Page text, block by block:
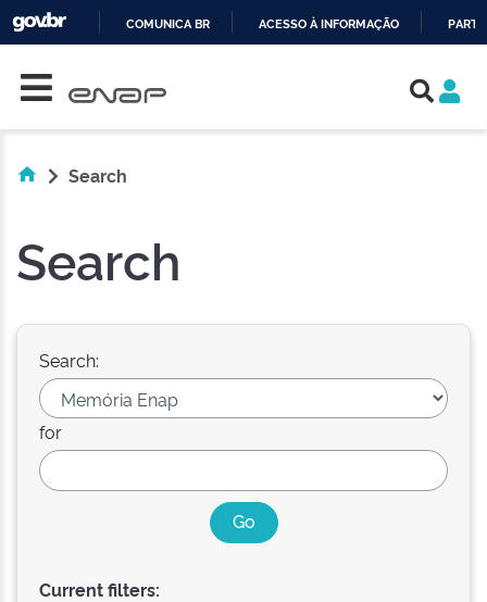
COMUNICA BR ACESSO À INFORMAÇÃO
Search
Search
Search:
for
Current filters: